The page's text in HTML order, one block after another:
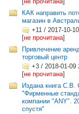
КАК направить
магазин в
+11 / 2017-10-
[не прочитана]
Привлечение
торговый центр
+3 / 2018-01-09
[не прочитана]
Издана книга С.В.
"Фирменные
компании "ANY".
спустя"